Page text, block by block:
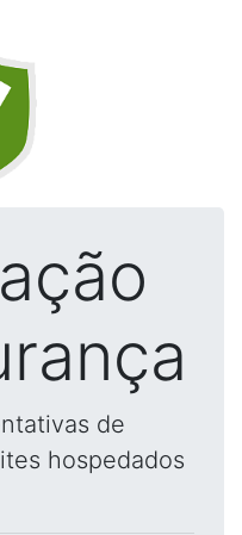
de
hospedados